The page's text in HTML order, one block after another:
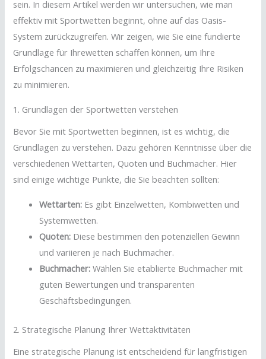
sein. In diesem Artikel werden wir untersuchen, wie man
effektiv mit Sportwetten beginnt, ohne auf das Oasis-
System zurückzugreifen. Wir zeigen, wie Sie eine fundierte
Grundlage für Ihrewetten schaffen können, um Ihre
Erfolgschancen zu maximieren und gleichzeitig Ihre Risiken
zu minimieren.
1. Grundlagen der Sportwetten verstehen
Bevor Sie mit Sportwetten beginnen, ist es wichtig, die
Grundlagen zu verstehen. Dazu gehören Kenntnisse über die
verschiedenen Wettarten, Quoten und Buchmacher. Hier
sind einige wichtige Punkte, die Sie beachten sollten:
Wettarten: Es gibt Einzelwetten, Kombiwetten und
Systemwetten.
Quoten: Diese bestimmen den potenziellen Gewinn
und variieren je nach Buchmacher.
Buchmacher: Wählen Sie etablierte Buchmacher mit
guten Bewertungen und transparenten
Geschäftsbedingungen.
2. Strategische Planung Ihrer Wettaktivitäten
Eine strategische Planung ist entscheidend für langfristigen